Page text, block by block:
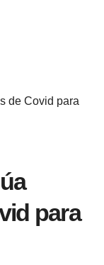
de Covid para
para